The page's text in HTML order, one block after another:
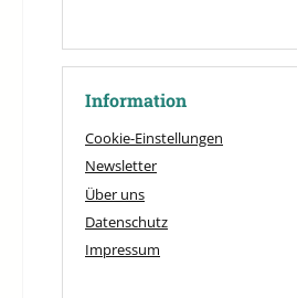
Information
Cookie-Einstellungen
Newsletter
Über uns
Datenschutz
Impressum